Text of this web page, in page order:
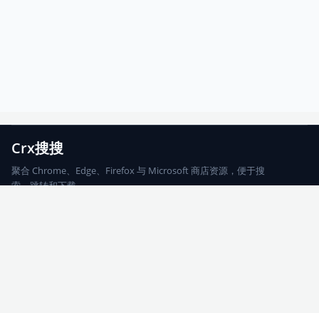
Crx搜搜
聚合 Chrome、Edge、Firefox 与 Microsoft 商店资源，便于搜
索、跳转和下载。